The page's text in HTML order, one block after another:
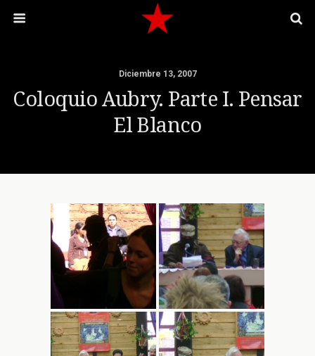
Diciembre 13, 2007
Coloquio Aubry. Parte I. Pensar
El Blanco